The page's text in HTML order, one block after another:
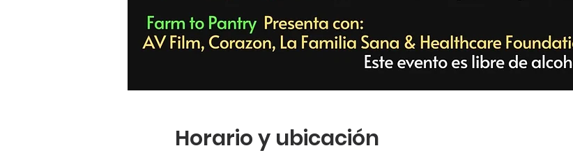
Horario y ubicación